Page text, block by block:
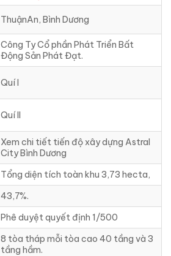
ThuậnAn, Bình Dương
Công Ty Cổ phần Phát Triển Bất
Động Sản Phát Đạt.
Quí I
Quí II
Xem chi tiết tiến độ xây dựng Astral
City Bình Dương
Tổng diện tích toàn khu 3,73 hecta,
43,7%.
Phê duyệt quyết định 1/500
8 tòa tháp mỗi tòa cao 40 tầng và 3
tầng hầm.